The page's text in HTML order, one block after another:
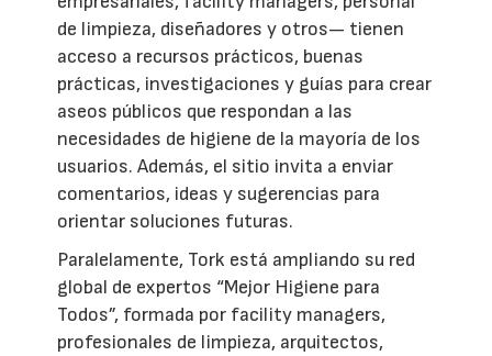
de limpieza, diseñadores y otros— tienen
acceso a recursos prácticos, buenas
prácticas, investigaciones y guías para crear
aseos públicos que respondan a las
necesidades de higiene de la mayoría de los
usuarios. Además, el sitio invita a enviar
comentarios, ideas y sugerencias para
orientar soluciones futuras.
Paralelamente, Tork está ampliando su red
global de expertos “Mejor Higiene para
Todos”, formada por facility managers,
profesionales de limpieza, arquitectos,